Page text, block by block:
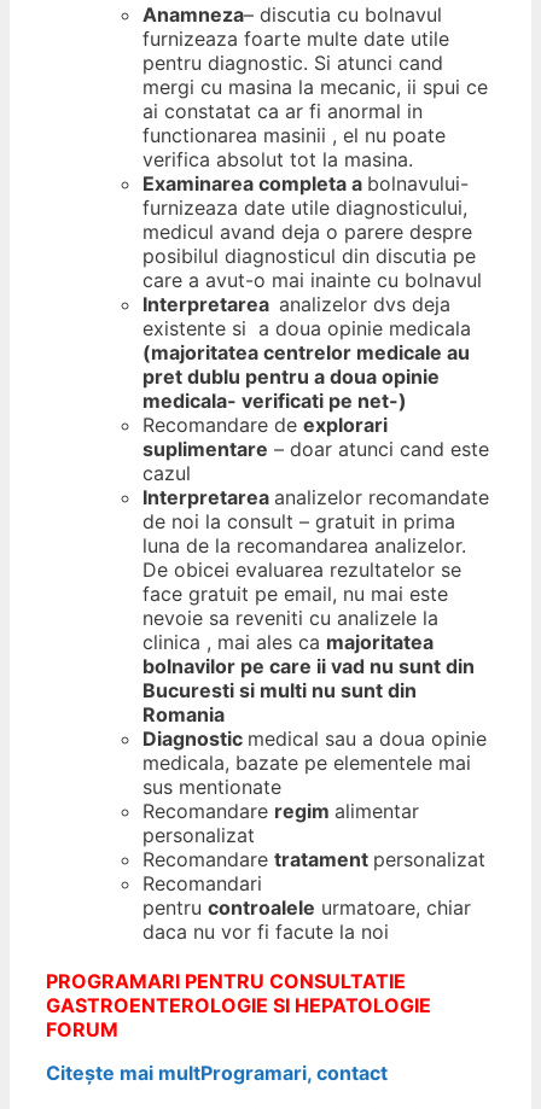
Anamneza– discutia cu bolnavul
furnizeaza foarte multe date utile
pentru diagnostic. Si atunci cand
mergi cu masina la mecanic, ii spui ce
ai constatat ca ar fi anormal in
functionarea masinii , el nu poate
verifica absolut tot la masina.
Examinarea completa a bolnavului-
furnizeaza date utile diagnosticului,
medicul avand deja o parere despre
posibilul diagnosticul din discutia pe
care a avut-o mai inainte cu bolnavul
Interpretarea analizelor dvs deja
existente si a doua opinie medicala
(majoritatea centrelor medicale au
pret dublu pentru a doua opinie
medicala- verificati pe net-)
Recomandare de explorari
suplimentare – doar atunci cand este
cazul
Interpretarea analizelor recomandate
de noi la consult – gratuit in prima
luna de la recomandarea analizelor.
De obicei evaluarea rezultatelor se
face gratuit pe email, nu mai este
nevoie sa reveniti cu analizele la
clinica , mai ales ca majoritatea
bolnavilor pe care ii vad nu sunt din
Bucuresti si multi nu sunt din
Romania
Diagnostic medical sau a doua opinie
medicala, bazate pe elementele mai
sus mentionate
Recomandare regim alimentar
personalizat
Recomandare tratament personalizat
Recomandari
pentru controalele urmatoare, chiar
daca nu vor fi facute la noi
PROGRAMARI PENTRU CONSULTATIE
GASTROENTEROLOGIE SI HEPATOLOGIE
FORUM
Citește mai multProgramari, contact